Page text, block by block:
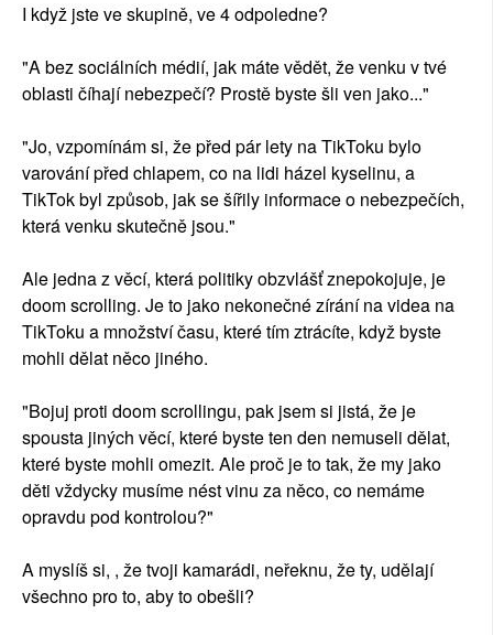
I když jste ve skupině, ve 4 odpoledne?
"A bez sociálních médií, jak máte vědět, že venku v tvé
oblasti číhají nebezpečí? Prostě byste šli ven jako..."
"Jo, vzpomínám si, že před pár lety na TikToku bylo
varování před chlapem, co na lidi házel kyselinu, a
TikTok byl způsob, jak se šířily informace o nebezpečích,
která venku skutečně jsou."
Ale jedna z věcí, která politiky obzvlášť znepokojuje, je
doom scrolling. Je to jako nekonečné zírání na videa na
TikToku a množství času, které tím ztrácíte, když byste
mohli dělat něco jiného.
"Bojuj proti doom scrollingu, pak jsem si jistá, že je
spousta jiných věcí, které byste ten den nemuseli dělat,
které byste mohli omezit. Ale proč je to tak, že my jako
děti vždycky musíme nést vinu za něco, co nemáme
opravdu pod kontrolou?"
A myslíš si, , že tvoji kamarádi, neřeknu, že ty, udělají
všechno pro to, aby to obešli?